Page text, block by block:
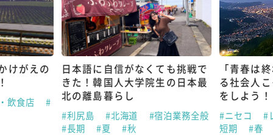
けがえの
飲食店 #
日本語に自信がなくても挑戦で
きた！韓国人大学院生の日本最
北の離島暮らし
#利尻島 #北海道
#宿泊業務全般
#長期
#夏 #秋
「青春は
る社会人
をしよう！
#ニセコ
#
短期
#春